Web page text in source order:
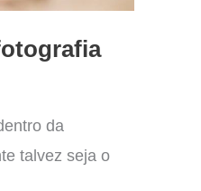
da
talvez seja o